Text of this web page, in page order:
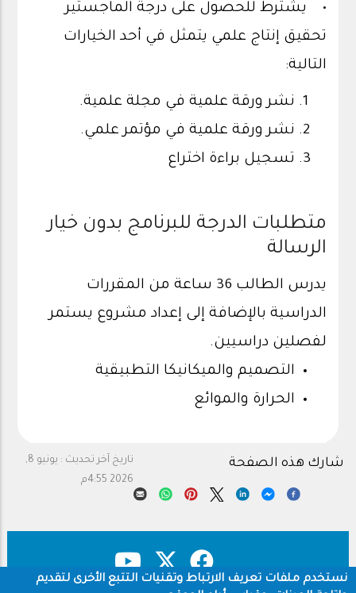
• يشترط للحصول على درجة الماجستير
تحقيق إنتاج علمي يتمثل في أحد الخيارات
التالية:
نشر ورقة علمية في مجلة علمية.
نشر ورقة علمية في مؤتمر علمي.
تسجيل براءة اختراع
متطلبات الدرجة للبرنامج بدون خيار
الرسالة
يدرس الطالب 36 ساعة من المقررات
الدراسية بالإضافة إلى إعداد مشروع يستمر
لفصلين دراسيين.
التصميم والميكانيكا التطبيقية
الحرارة والموائع
تاريخ آخر تحديث :
يونيو 8,
2026 4:55م
شارك هذه الصفحة
نستخدم ملفات تعريف الارتباط وتقنيات التتبع الأخرى لتقديم